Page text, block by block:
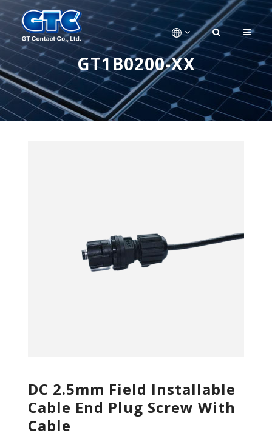
GT1B0200-XX
DC 2.5mm Field Installable
Cable End Plug Screw With
Cable